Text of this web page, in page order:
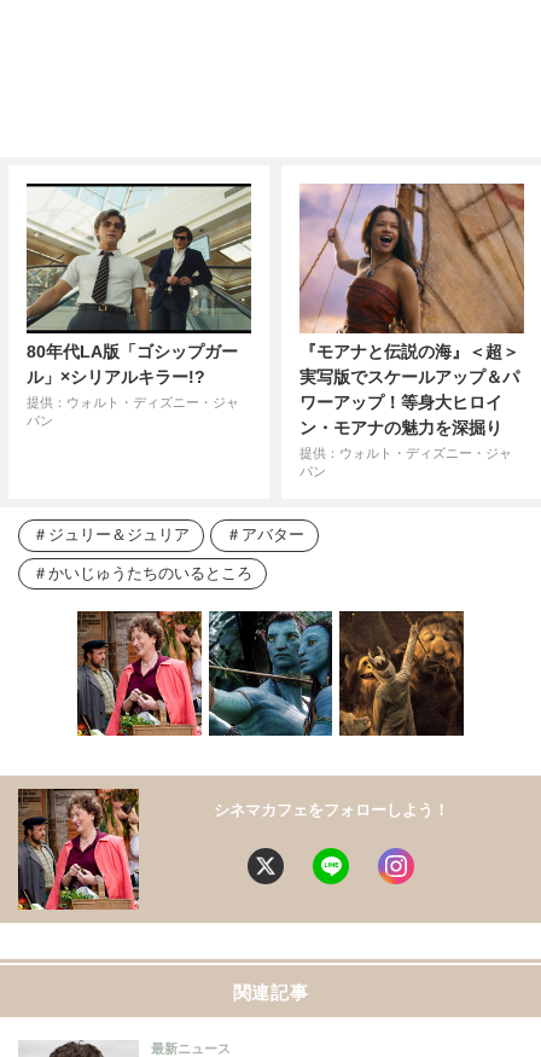
80年代LA版「ゴシップガー
ル」×シリアルキラー!?
提供：ウォルト・ディズニー・ジャ
パン
『モアナと伝説の海』＜超＞
実写版でスケールアップ＆パ
ワーアップ！等身大ヒロイ
ン・モアナの魅力を深掘り
提供：ウォルト・ディズニー・ジャ
パン
ジュリー＆ジュリア アバター
かいじゅうたちのいるところ
シネマカフェをフォローしよう！
関連記事
最新ニュース